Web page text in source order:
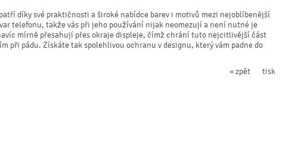
díky své praktičnosti a široké nabídce barev i motivů mezi nejoblíbenější
telefonu, takže vás při jeho používání nijak neomezují a není nutné je
mírně přesahují přes okraje displeje, čímž chrání tuto nejcitlivější část
při pádu. Získáte tak spolehlivou ochranu v designu, který vám padne do
tisk
« zpět